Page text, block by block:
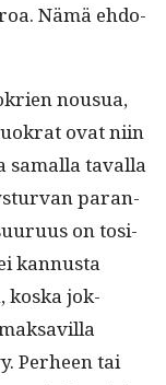
Nämä ehdo­
nousua,
ovat niin
samal­la taval­la
paran­
on tosi­
kan­nus­ta
kos­ka jok­
Per­heen tai